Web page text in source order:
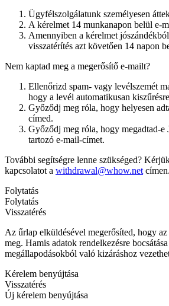
Ügyfélszolgálatunk személyesen
A kérelmet 14 munkanapon belül e-
Amennyiben a kérelmet
visszatérítés azt követően 14 napon
Nem kaptad meg a megerősítő e-mailt?
Ellenőrizd spam- vagy levélszemét
hogy a levél automatikusan
Győződj meg róla, hogy helyesen
címed.
Győződj meg róla, hogy megadtad-e
tartozó e-mail-címet.
További segítségre lenne szükséged?
kapcsolatot a withdrawal@whow.net címen.
Folytatás
Folytatás
Visszatérés
Az űrlap elküldésével megerősíted, hogy az
meg. Hamis adatok rendelkezésre
megállapodásokból való kizáráshoz
Kérelem benyújtása
Visszatérés
Új kérelem benyújtása